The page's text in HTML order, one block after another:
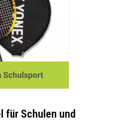
für Schulen und